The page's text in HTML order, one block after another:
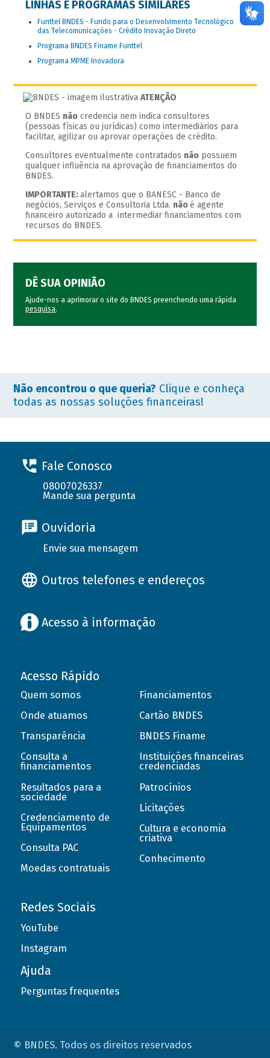
LINHAS E PROGRAMAS SIMILARES
Funttel BNDES - Fundo para o Desenvolvimento Tecnológico
das Telecomunicações - Crédito Inovação Direto
Programa BNDES Finame Funttel
Programa MPME Inovadora
ATENÇÃO
O BNDES não credencia nem indica consultores
(pessoas físicas ou jurídicas) como intermediários para
facilitar, agilizar ou aprovar operações de crédito.
Consultores eventualmente contratados não possuem
qualquer influência na aprovação de financiamentos do
BNDES.
IMPORTANTE:alertamos que o BANESC - Banco de
negócios, Serviços e Consultoria Ltda. nãoé agente
financeiro autorizado a intermediar financiamentos com
recursos do BNDES.
DÊ SUA OPINIÃO
Ajude-nos a aprimorar o site do BNDES preenchendo uma rápida
pesquisa.
Não encontrou o que queria? Clique e conheça
todas as nossas soluções financeiras!
Fale Conosco
08007026337
Mande sua pergunta
Ouvidoria
Envie sua mensagem
Outros telefones e endereços
Acesso à informação
Acesso Rápido
Quem somos
Onde atuamos
Transparência
Consulta a
financiamentos
Resultados para a
sociedade
Credenciamento de
Equipamentos
Consulta PAC
Moedas contratuais
Financiamentos
Cartão BNDES
BNDES Finame
Instituições financeiras
credenciadas
Patrocínios
Licitações
Cultura e economia
criativa
Conhecimento
Redes Sociais
YouTube
Instagram
Ajuda
Perguntas frequentes
© BNDES. Todos os direitos reservados